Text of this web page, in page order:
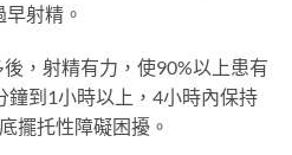
射精。
，射精有力，使90%以上患有
鐘到1小時以上，4小時內保持
擺托性障礙困擾。